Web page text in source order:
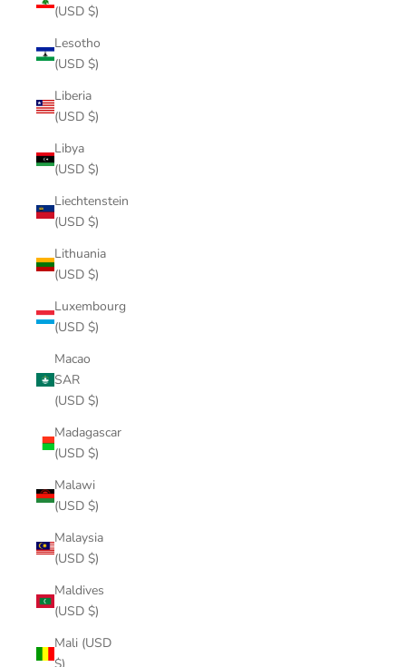
(USD $)
Lesotho
(USD $)
Liberia
(USD $)
Libya
(USD $)
Liechtenstein
(USD $)
Lithuania
(USD $)
Luxembourg
(USD $)
Macao
SAR
(USD $)
Madagascar
(USD $)
Malawi
(USD $)
Malaysia
(USD $)
Maldives
(USD $)
Mali (USD